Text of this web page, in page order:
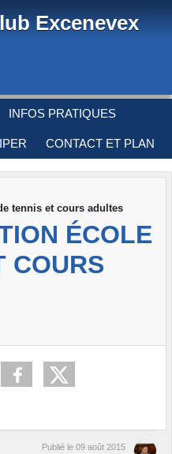
Excenevex
INFOS PRATIQUES
CONTACT ET PLAN
tennis et cours adultes
ÉCOLE
COURS
Publié le 09 août 2015